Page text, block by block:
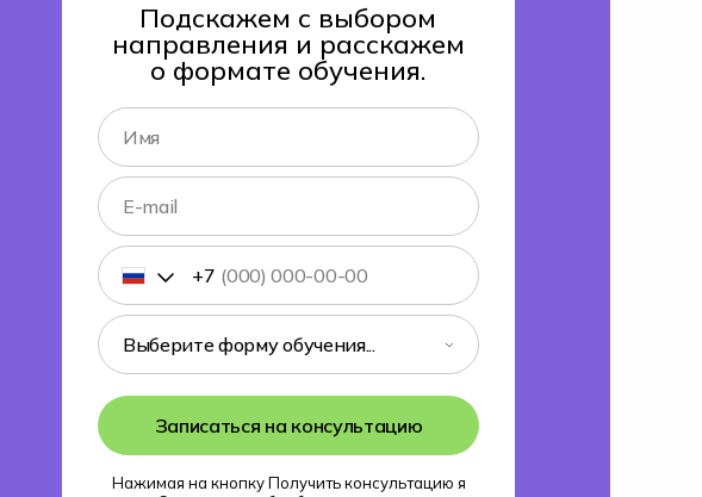
+7
Записаться на консультацию
Нажимая на кнопку Получить консультацию я
Подскажем с выбором
направления и расскажем
о формате обучения.